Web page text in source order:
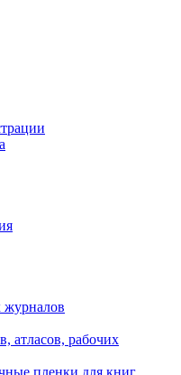
журналов
атласов, рабочих
пленки для книг